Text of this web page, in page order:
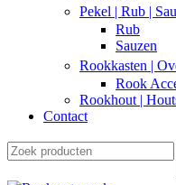
Pekel | Rub |
Rub
Sauzen
Rookkasten |
Rook
Rookhout |
Contact